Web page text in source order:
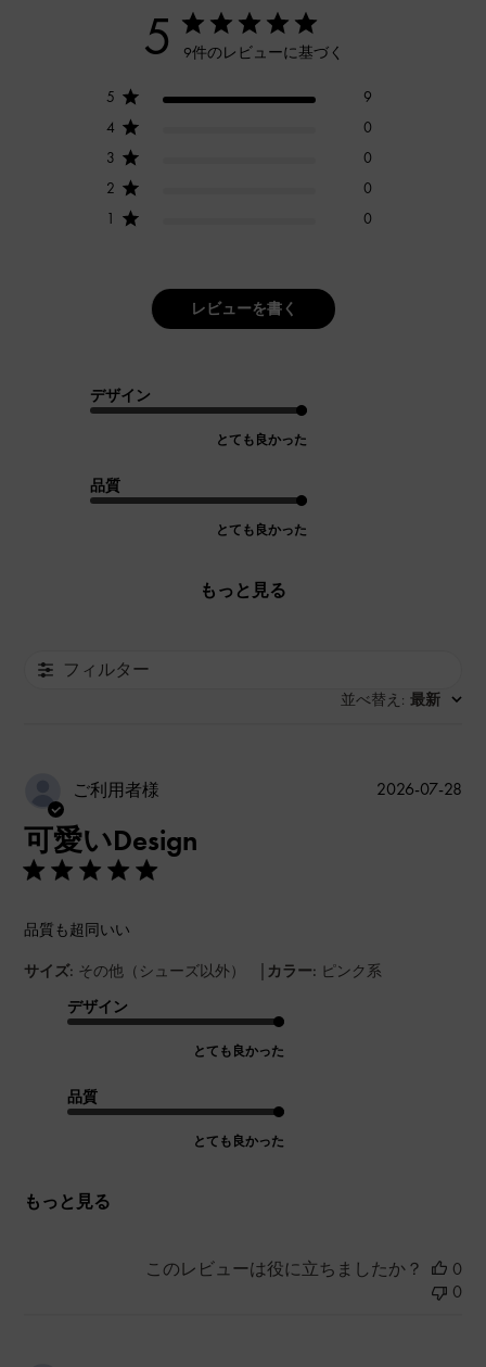
5 9件のレビューに基づく
5
9
4
0
3
0
2
0
1
0
レビューを書く
デザイン
とても良かった
品質
とても良かった
もっと見る
フィルター
並べ替え : 最新
ご利用者様
可愛いDesign
品質も超同いい
サイズ: その他（シューズ以外） | カラー: ピンク系
デザイン
とても良かった
品質
とても良かった
もっと見る
公
2026-07-28
このレビューは役に立ちましたか？
0
0